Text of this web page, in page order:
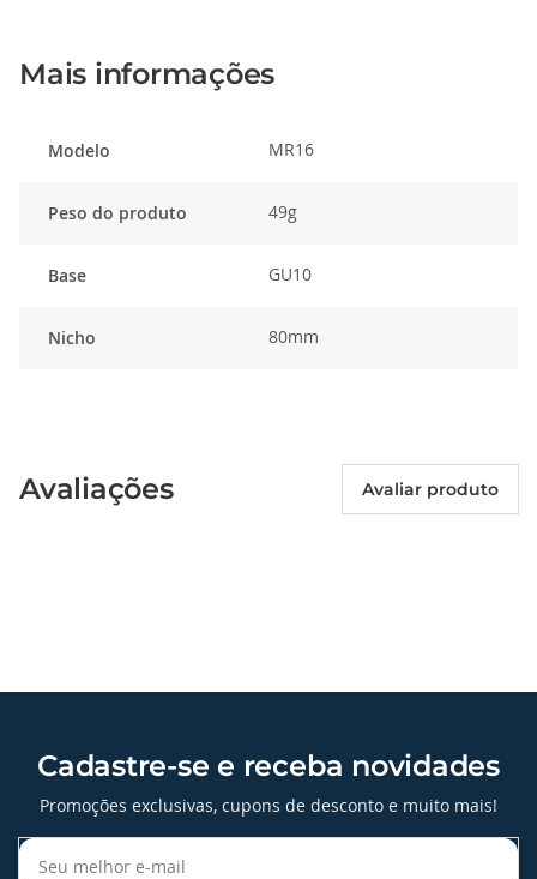
Mais informações
Modelo MR16
Peso do produto 49g
Base GU10
Nicho 80mm
Avaliações Avaliar produto
Cadastre-se e receba novidades
Promoções exclusivas, cupons de desconto e muito mais!